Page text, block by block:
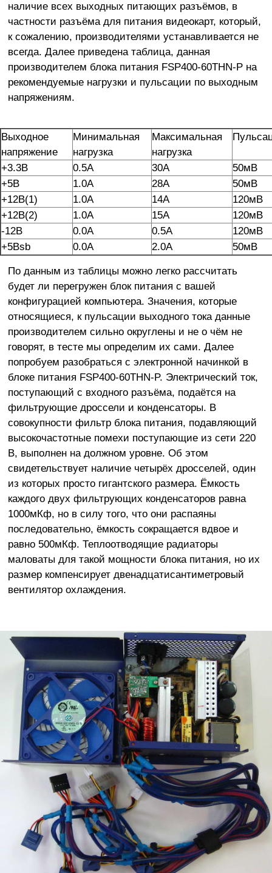
наличие всех выходных питающих разъёмов, в
частности разъёма для питания видеокарт, который,
к сожалению, производителями устанавливается не
всегда. Далее приведена таблица, данная
производителем блока питания FSP400-60THN-P на
рекомендуемые нагрузки и пульсации по выходным
напряжениям.
Выходное
напряжение
Минимальная
нагрузка
Максимальная
нагрузка
+3.3В 0.5А 30А
50мВ
+5В
1.0А 28А
50мВ
+12В(1)
1.0А 14А
120мВ
+12В(2)
1.0А 15А
120мВ
-12В
0.0А 0.5А
120мВ
+5Вsb
0.0А 2.0А
50мВ
По данным из таблицы можно легко рассчитать
будет ли перегружен блок питания с вашей
конфигурацией компьютера. Значения, которые
относящиеся, к пульсации выходного тока данные
производителем сильно округлены и не о чём не
говорят, в тесте мы определим их сами. Далее
попробуем разобраться с электронной начинкой в
блоке питания FSP400-60THN-P. Электрический ток,
поступающий с входного разъёма, подаётся на
фильтрующие дроссели и конденсаторы. В
совокупности фильтр блока питания, подавляющий
высокочастотные помехи поступающие из сети 220
В, выполнен на должном уровне. Об этом
свидетельствует наличие четырёх дросселей, один
из которых просто гигантского размера. Ёмкость
каждого двух фильтрующих конденсаторов равна
1000мКф, но в силу того, что они распаяны
последовательно, ёмкость сокращается вдвое и
равно 500мКф. Теплоотводящие радиаторы
маловаты для такой мощности блока питания, но их
размер компенсирует двенадцатисантиметровый
вентилятор охлаждения.